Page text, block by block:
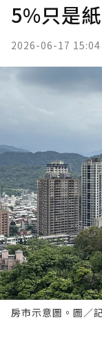
5%只是
2026-06-17 15:04
房市示意圖。圖／